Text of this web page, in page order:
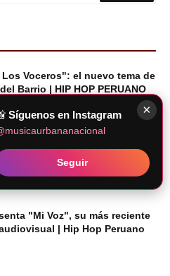
Voceros": el nuevo tema de
Barrio | HIP HOP PERUANO
, ElNegroDiablo - Yeh
On The Beat | Legion
Mp3
"Mi Voz", su más reciente
| Hip Hop Peruano
×
Síguenos en Instagram
Seguir